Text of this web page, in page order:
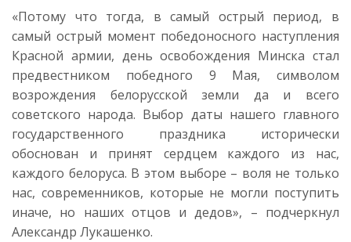
«Потому что тогда, в самый острый период, в
самый острый момент победоносного наступления
Красной армии, день освобождения Минска стал
предвестником победного 9 Мая, символом
возрождения белорусской земли да и всего
советского народа. Выбор даты нашего главного
государственного праздника исторически
обоснован и принят сердцем каждого из нас,
каждого белоруса. В этом выборе – воля не только
нас, современников, которые не могли поступить
иначе, но наших отцов и дедов», – подчеркнул
Александр Лукашенко.